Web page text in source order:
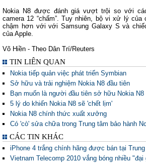
Nokia N8 được đánh giá vượt trội so với
camera 12 “chấm”. Tuy nhiên, bộ vi xử lý
chậm hơn với với Samsung Galaxy S và
của Apple.
Võ Hiền - Theo Dân Trí/Reuters
TIN LIÊN QUAN
Nokia tiếp quản việc phát triển Symbian
Sở hữu và trải nghiệm Nokia N8 đầu tiên
Bạn muốn là người đầu tiên sở hữu Nokia N8
5 lý do khiến Nokia N8 sẽ 'chết lịm'
Nokia N8 chính thức xuất xưởng
Có 'cò' sửa chữa trong Trung tâm bảo hành
CÁC TIN KHÁC
iPhone 4 trắng chính hãng được bán tại Trung
Vietnam Telecomp 2010 vắng bóng nhiều